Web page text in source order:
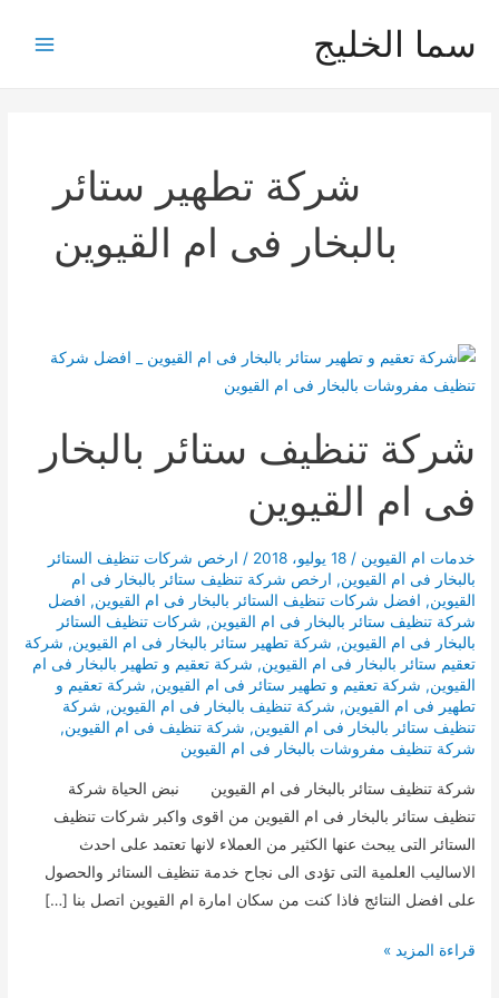
سما الخليج
شركة تطهير ستائر
بالبخار فى ام القيوين
شركة تنظيف ستائر بالبخار
فى ام القيوين
خدمات ام القيوين /18 يوليو، 2018 / ارخص شركات تنظيف الستائر
بالبخار فى ام القيوين, ارخص شركة تنظيف ستائر بالبخار فى ام
القيوين, افضل شركات تنظيف الستائر بالبخار فى ام القيوين, افضل
شركة تنظيف ستائر بالبخار فى ام القيوين, شركات تنظيف الستائر
بالبخار فى ام القيوين, شركة تطهير ستائر بالبخار فى ام القيوين, شركة
تعقيم ستائر بالبخار فى ام القيوين, شركة تعقيم و تطهير بالبخار فى ام
القيوين, شركة تعقيم و تطهير ستائر فى ام القيوين, شركة تعقيم و
تطهير فى ام القيوين, شركة تنظيف بالبخار فى ام القيوين, شركة
تنظيف ستائر بالبخار فى ام القيوين, شركة تنظيف فى ام القيوين,
شركة تنظيف مفروشات بالبخار فى ام القيوين
شركة تنظيف ستائر بالبخار فى ام القيوين نبض الحياة شركة
تنظيف ستائر بالبخار فى ام القيوين من اقوى واكبر شركات تنظيف
الستائر التى يبحث عنها الكثير من العملاء لانها تعتمد على احدث
الاساليب العلمية التى تؤدى الى نجاح خدمة تنظيف الستائر والحصول
على افضل النتائج فاذا كنت من سكان امارة ام القيوين اتصل بنا […]
شركة
قراءة المزيد »